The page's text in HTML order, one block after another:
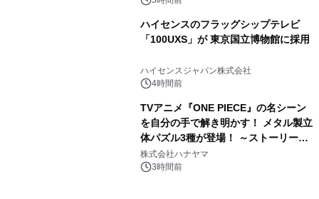
ハイセンスのフラッグシップテレビ
「100UXS」が 東京国立博物館に採用
ハイセンスジャパン株式会社
4時間前
TVアニメ『ONE PIECE』の名シーン
を自分の手で解き明かす！ メタル製立
体パズル3種が登場！ ～ストーリーと
ギミックが融合した 大人の体験型パズ
ルが8月7日(金)12時より先行予約受付
株式会社ハナヤマ
3時間前